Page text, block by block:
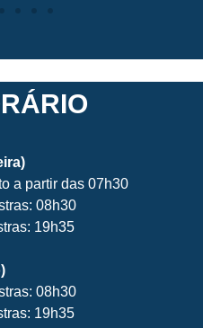
a partir das 07h30
08h30
19h35
08h30
19h35